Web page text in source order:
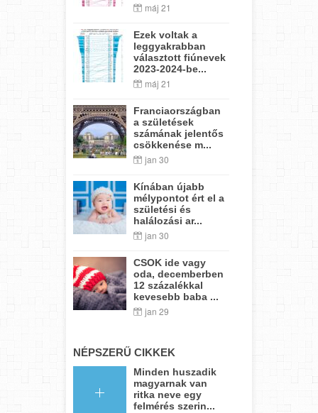
máj 21
Ezek voltak a
leggyakrabban
választott fiúnevek
2023-2024-be...
máj 21
Franciaországban
a születések
számának jelentős
csökkenése m...
jan 30
Kínában újabb
mélypontot ért el a
születési és
halálozási ar...
jan 30
CSOK ide vagy
oda, decemberben
12 százalékkal
kevesebb baba ...
jan 29
NÉPSZERŰ CIKKEK
Minden huszadik
magyarnak van
ritka neve egy
felmérés szerin...